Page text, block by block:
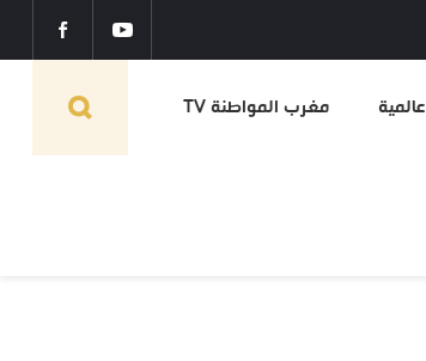
عالمية مغرب المواطنة TV